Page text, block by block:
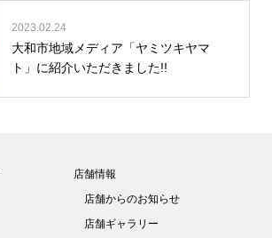
2023.02.24
大和市地域メディア「ヤミツキヤマ
ト」に紹介いただきました!!
店舗情報
店舗からのお知らせ
店舗ギャラリー